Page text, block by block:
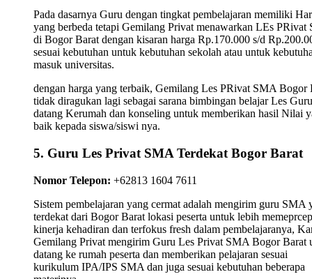
Pada dasarnya Guru dengan tingkat pembelajaran memiliki
yang berbeda tetapi Gemilang Privat menawarkan LEs PRivat
di Bogor Barat dengan kisaran harga Rp.170.000 s/d
sesuai kebutuhan untuk kebutuhan sekolah atau untuk
masuk universitas.
dengan harga yang terbaik, Gemilang Les PRivat SMA Bogor
tidak diragukan lagi sebagai sarana bimbingan belajar Les Guru
datang Kerumah dan konseling untuk memberikan hasil Nilai
baik kepada siswa/siswi nya.
5. Guru Les Privat SMA Terdekat Bogor Barat
Nomor Telepon: +62813 1604 7611
Sistem pembelajaran yang cermat adalah mengirim guru SMA
terdekat dari Bogor Barat lokasi peserta untuk lebih
kinerja kehadiran dan terfokus fresh dalam pembelajaranya,
Gemilang Privat mengirim Guru Les Privat SMA Bogor Barat
datang ke rumah peserta dan memberikan pelajaran sesuai
kurikulum IPA/IPS SMA dan juga sesuai kebutuhan beberapa